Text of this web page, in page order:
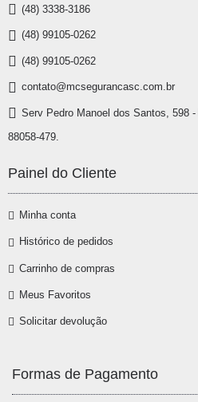
(48) 3338-3186
(48) 99105-0262
(48) 99105-0262
contato@mcsegurancasc.com.br
Serv Pedro Manoel dos Santos, 598
88058-479.
Painel do Cliente
Minha conta
Histórico de pedidos
Carrinho de compras
Meus Favoritos
Solicitar devolução
Formas de Pagamento